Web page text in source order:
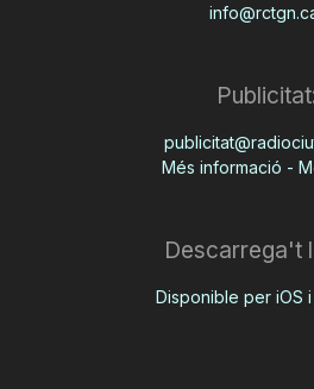
Més informació -
Descarrega't
Disponible per iOS